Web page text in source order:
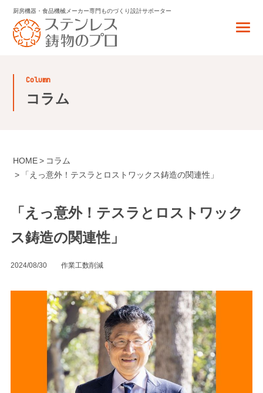
厨房機器・食品機械メーカー専門 ものづくり設計サポーター
column
コラム
HOME
コラム
「えっ意外！テスラとロストワックス鋳造の関連性」
「えっ意外！テスラとロストワック
ス鋳造の関連性」
2024/08/30 作業工数削減